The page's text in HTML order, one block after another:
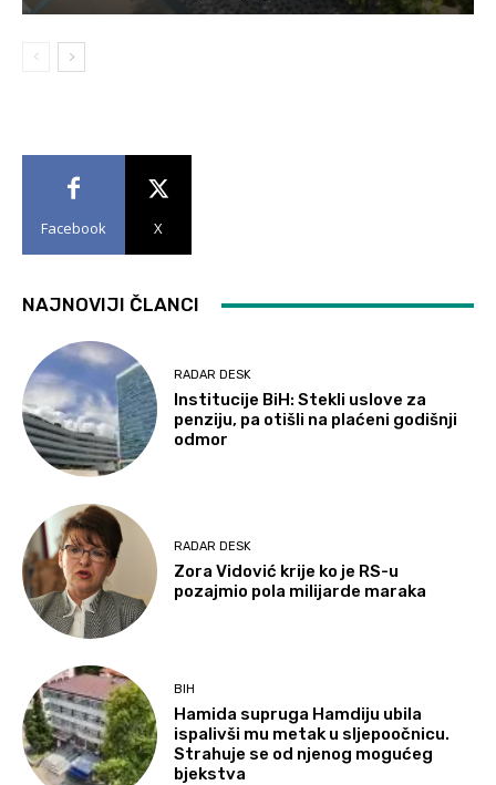
Facebook X
NAJNOVIJI ČLANCI
RADAR DESK
Institucije BiH: Stekli uslove za
penziju, pa otišli na plaćeni godišnji
odmor
RADAR DESK
Zora Vidović krije ko je RS-u
pozajmio pola milijarde maraka
BIH
Hamida supruga Hamdiju ubila
ispalivši mu metak u sljepoočnicu.
Strahuje se od njenog mogućeg
bjekstva